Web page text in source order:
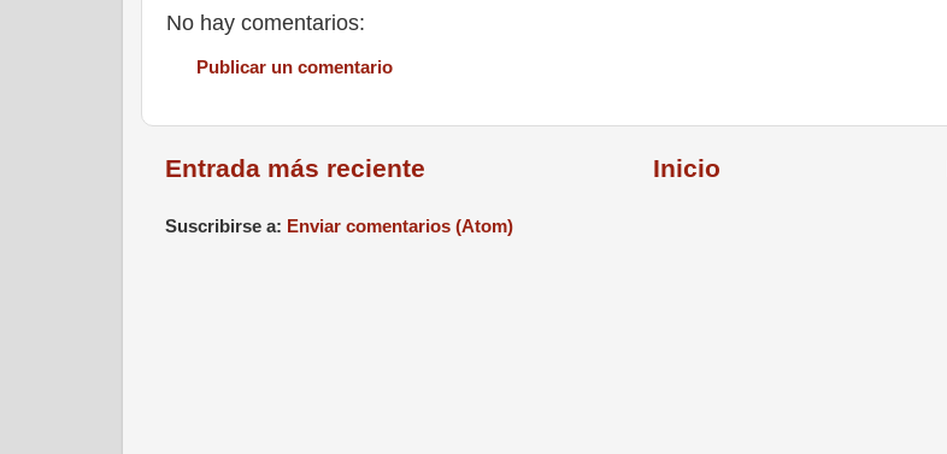
No hay comentarios:
Publicar un comentario
Entrada más reciente Inicio
Suscribirse a: Enviar comentarios (Atom)